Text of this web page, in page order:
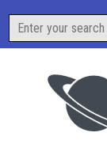
content
Search
for: